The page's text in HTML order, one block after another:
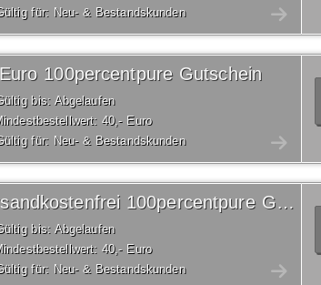
für: Neu- & Bestandskunden
100percentpure Gutschein
bis: Abgelaufen
40,- Euro
für: Neu- & Bestandskunden
Versandkostenfrei 100percentpure Gutschein
bis: Abgelaufen
40,- Euro
für: Neu- & Bestandskunden